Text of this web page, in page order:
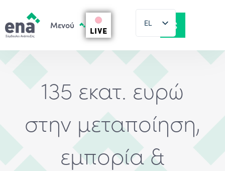
LIVE
EL
EN
135 εκατ. ευρώ
στην μεταποίηση,
εμπορία &